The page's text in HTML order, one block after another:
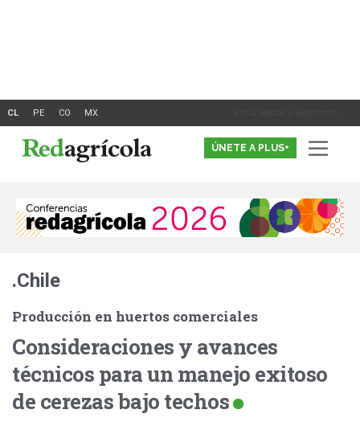
Inicia Sesión o Registrate
ÚNETE A PLUS+
.Chile
Producción en huertos comerciales
Consideraciones y avances
técnicos para un manejo exitoso
de cerezas bajo techos